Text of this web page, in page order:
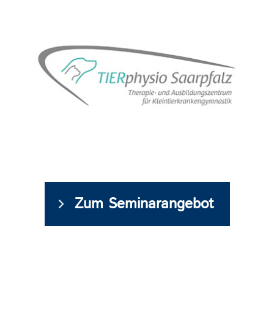
Zum Seminarangebot